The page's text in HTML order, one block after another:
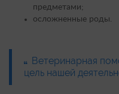
предметами;
осложненные роды.
Ветеринарная
цель нашей